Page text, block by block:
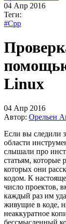
04 Апр 2016
Теги:
#Cpp
Linux
04 Апр 2016
Автор: Орельен
Если вы следили
области
слышали про
статьям, которые
которых они
кодом. К
число проектов,
каждый раз им
живущие в коде,
неаккуратное
бессмысленный